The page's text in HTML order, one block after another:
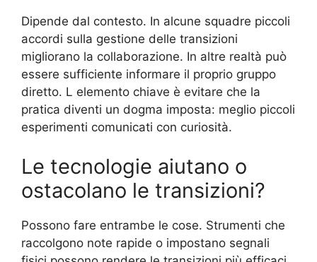
Dipende dal contesto. In alcune squadre piccoli
accordi sulla gestione delle transizioni
migliorano la collaborazione. In altre realtà può
essere sufficiente informare il proprio gruppo
diretto. L elemento chiave è evitare che la
pratica diventi un dogma imposta: meglio piccoli
esperimenti comunicati con curiosità.
Le tecnologie aiutano o
ostacolano le transizioni?
Possono fare entrambe le cose. Strumenti che
raccolgono note rapide o impostano segnali